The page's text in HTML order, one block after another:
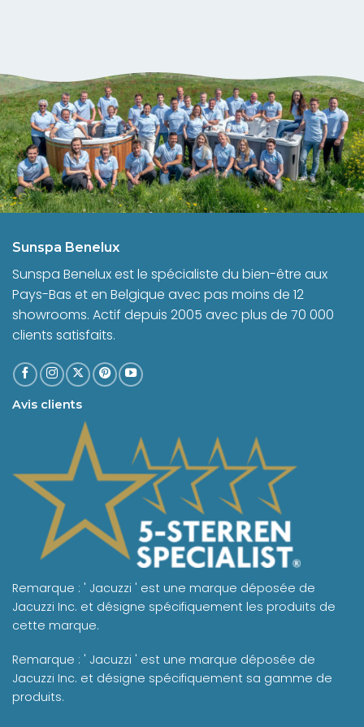
Sunspa Benelux
Sunspa Benelux est le spécialiste du bien-être aux
Pays-Bas et en Belgique avec pas moins de 12
showrooms. Actif depuis 2005 avec plus de 70 000
clients satisfaits.
Avis clients
Remarque : ' Jacuzzi ' est une marque déposée de
Jacuzzi Inc. et désigne spécifiquement les produits de
cette marque.
Remarque : ' Jacuzzi ' est une marque déposée de
Jacuzzi Inc. et désigne spécifiquement sa gamme de
produits.